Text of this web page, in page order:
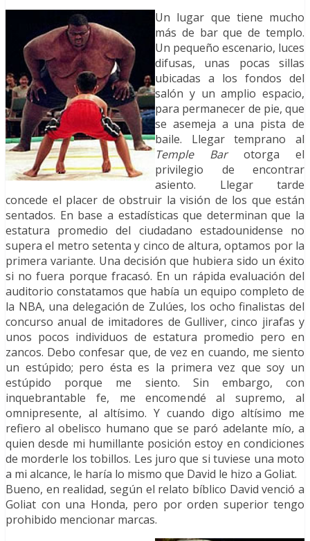
Un lugar que tiene mucho
más de bar que de templo.
Un pequeño escenario, luces
difusas, unas pocas sillas
ubicadas a los fondos del
salón y un amplio espacio,
para permanecer de pie, que
se asemeja a una pista de
baile. Llegar temprano al
Temple Barotorga el
privilegio de encontrar
asiento. Llegar tarde
concede el placer de obstruir la visión de los que están
sentados. En base a estadísticas que determinan que la
estatura promedio del ciudadano estadounidense no
supera el metro setenta y cinco de altura, optamos por la
primera variante. Una decisión que hubiera sido un éxito
si no fuera porque fracasó. En un rápida evaluación del
auditorio constatamos que había un equipo completo de
la NBA, una delegación de Zulúes, los ocho finalistas del
concurso anual de imitadores de Gulliver, cinco jirafas y
unos pocos individuos de estatura promedio pero en
zancos. Debo confesar que, de vez en cuando, me siento
un estúpido; pero ésta es la primera vez que soy un
estúpido porque me siento. Sin embargo, con
inquebrantable fe, me encomendé al supremo, al
omnipresente, al altísimo. Y cuando digo altísimo me
refiero al obelisco humano que se paró adelante mío, a
quien desde mi humillante posición estoy en condiciones
de morderle los tobillos. Les juro que si tuviese una moto
a mi alcance, le haría lo mismo que David le hizo a Goliat.
Bueno, en realidad, según el relato bíblico David venció a
Goliat con una Honda, pero por orden superior tengo
prohibido mencionar marcas.